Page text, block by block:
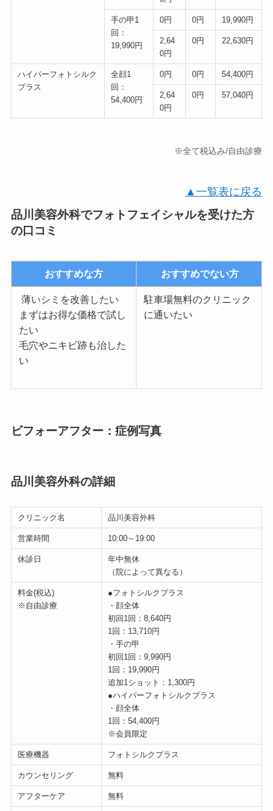
手の甲1
回：
19,990円
0円 0円 19,990円
2,64
0円
0円 22,630円
ハイパーフォトシルク
プラス
全顔1
回：
54,400円
0円 0円 54,400円
2,64
0円
0円 57,040円
※全て税込み/自由診療
▲一覧表に戻る
品川美容外科でフォトフェイシャルを受けた方
の口コミ
おすすめな方 おすすめでない方
薄いシミを改善したい
まずはお得な価格で試し
たい
毛穴やニキビ跡も治した
い
駐車場無料のクリニック
に通いたい
ビフォーアフター：症例写真
品川美容外科の詳細
クリニック名 品川美容外科
営業時間 10:00～19:00
休診日
年中無休
（院によって異なる）
料金(税込)
※自由診療
●フォトシルクプラス
・顔全体
初回1回：8,640円
1回：13,710円
・手の甲
初回1回：9,990円
1回：19,990円
追加1ショット：1,300円
●ハイパーフォトシルクプラス
・顔全体
1回：54,400円
※会員限定
医療機器 フォトシルクプラス
カウンセリング 無料
アフターケア 無料